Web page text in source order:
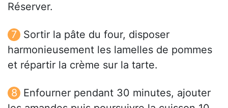
Réserver.
Sortir la pâte du four, disposer
harmonieusement les lamelles de pommes
et répartir la crème sur la tarte.
Enfourner pendant 30 minutes, ajouter